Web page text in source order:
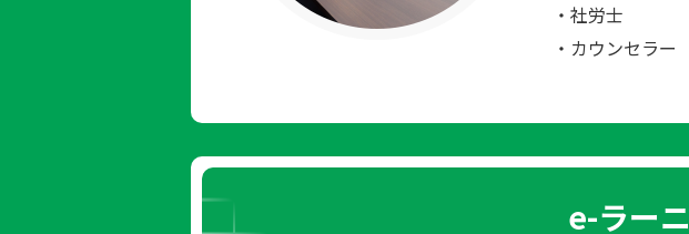
社労士
カウンセラ
e-ラー